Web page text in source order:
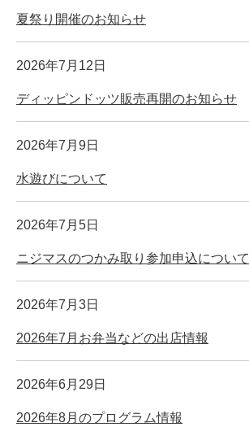
夏祭り開催のお知らせ
2026年7月12日
ディッピンドッツ販売再開のお知らせ
2026年7月9日
水遊びについて
2026年7月5日
ニジマスのつかみ取り参加申込について
2026年7月3日
2026年7月お弁当などの出店情報
2026年6月29日
2026年8月のプログラム情報